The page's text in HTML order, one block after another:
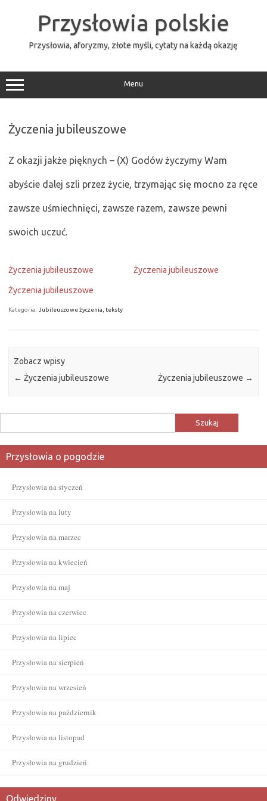
Przysłowia polskie
Przysłowia, aforyzmy, złote myśli, cytaty na każdą okazję
Menu
Życzenia jubileuszowe
Z okazji jakże pięknych – (X) Godów życzymy Wam
abyście dalej szli przez życie, trzymając się mocno za ręce
zawsze uśmiechnięci, zawsze razem, zawsze pewni
swoich uczuć.
Życzenia jubileuszowe Życzenia jubileuszowe
Życzenia jubileuszowe
Kategoria: Jubileuszowe życzenia, teksty
Zobacz wpisy
← Życzenia jubileuszowe Życzenia jubileuszowe →
Przysłowia o pogodzie
Przysłowia na styczeń
Przysłowia na luty
Przysłowia na marzec
Przysłowia na kwiecień
Przysłowia na maj
Przysłowia na czerwiec
Przysłowia na lipiec
Przysłowia na sierpień
Przysłowia na wrzesień
Przysłowia na październik
Przysłowia na listopad
Przysłowia na grudzień
Odwiedziny